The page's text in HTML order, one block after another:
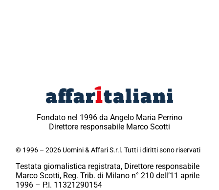
Fondato nel 1996 da Angelo Maria Perrino
Direttore responsabile Marco Scotti
© 1996 – 2026 Uomini & Affari S.r.l. Tutti i diritti sono riservati
Testata giornalistica registrata, Direttore responsabile
Marco Scotti, Reg. Trib. di Milano n° 210 dell’11 aprile
1996 – P.I. 11321290154